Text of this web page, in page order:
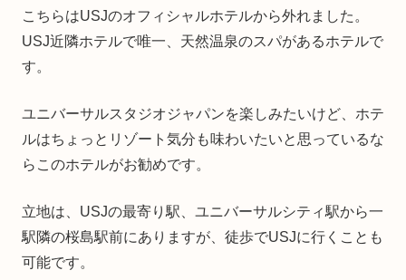
こちらはUSJのオフィシャルホテルから外れました。
USJ近隣ホテルで唯一、天然温泉のスパがあるホテルで
す。
ユニバーサルスタジオジャパンを楽しみたいけど、ホテ
ルはちょっとリゾート気分も味わいたいと思っているな
らこのホテルがお勧めです。
立地は、USJの最寄り駅、ユニバーサルシティ駅から一
駅隣の桜島駅前にありますが、徒歩でUSJに行くことも
可能です。